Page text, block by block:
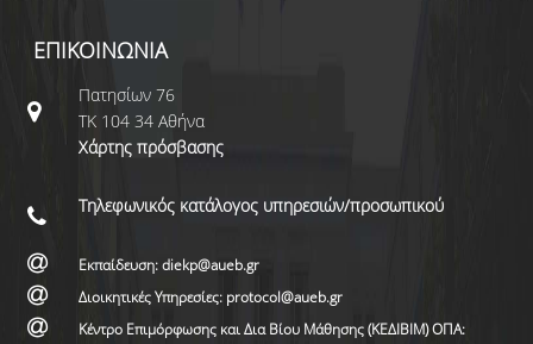
ΕΠΙΚΟΙΝΩΝΙΑ
Πατησίων 76
ΤΚ 104 34 Αθήνα
Χάρτης πρόσβασης
Τηλεφωνικός κατάλογος υπηρεσιών/προσωπικού
Εκπαίδευση: diekp@aueb.gr
Διοικητικές Υπηρεσίες: protocol@aueb.gr
Κέντρο Επιμόρφωσης και Δια Βίου Μάθησης (ΚΕΔΙΒΙΜ) ΟΠΑ: